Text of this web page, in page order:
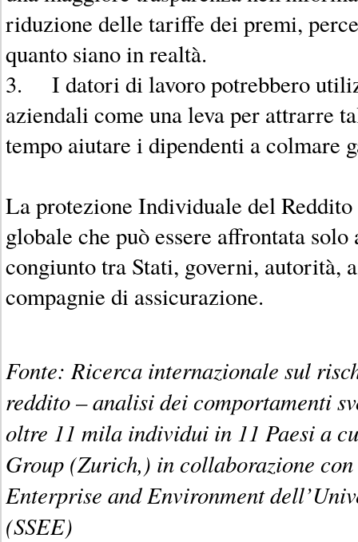
riduzione delle tariffe dei premi,
quanto siano in realtà.
3. I datori di lavoro potrebbero
aziendali come una leva per attrarre
tempo aiutare i dipendenti a colmare
La protezione Individuale del
globale che può essere affrontata
congiunto tra Stati, governi, autorità,
compagnie di assicurazione.
Fonte: Ricerca internazionale sul
reddito – analisi dei comportamenti
oltre 11 mila individui in 11 Paesi a
Group (Zurich,) in collaborazione
Enterprise and Environment
(SSEE)